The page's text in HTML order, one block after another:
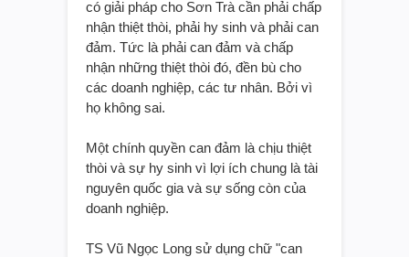
có giải pháp cho Sơn Trà cần phải chấp
nhận thiệt thòi, phải hy sinh và phải can
đảm. Tức là phải can đảm và chấp
nhận những thiệt thòi đó, đền bù cho
các doanh nghiệp, các tư nhân. Bởi vì
họ không sai.
Một chính quyền can đảm là chịu thiệt
thòi và sự hy sinh vì lợi ích chung là tài
nguyên quốc gia và sự sống còn của
doanh nghiệp.
TS Vũ Ngọc Long sử dụng chữ "can